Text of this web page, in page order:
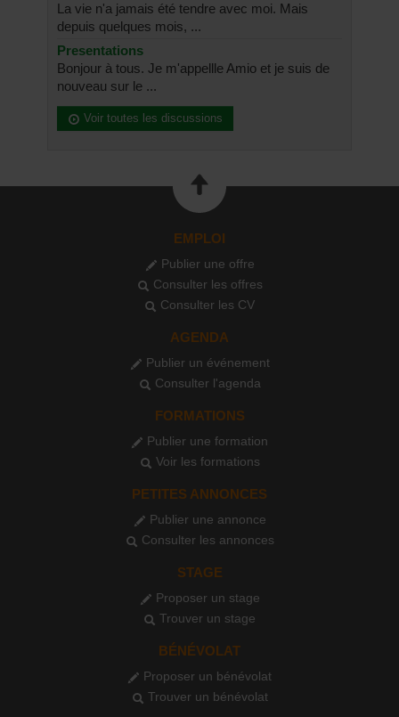
La vie n'a jamais été tendre avec moi. Mais
depuis quelques mois, ...
Presentations
Bonjour à tous. Je m'appellle Amio et je suis de
nouveau sur le ...
Voir toutes les discussions
EMPLOI
Publier une offre
Consulter les offres
Consulter les CV
AGENDA
Publier un événement
Consulter l'agenda
FORMATIONS
Publier une formation
Voir les formations
PETITES ANNONCES
Publier une annonce
Consulter les annonces
STAGE
Proposer un stage
Trouver un stage
BÉNÉVOLAT
Proposer un bénévolat
Trouver un bénévolat